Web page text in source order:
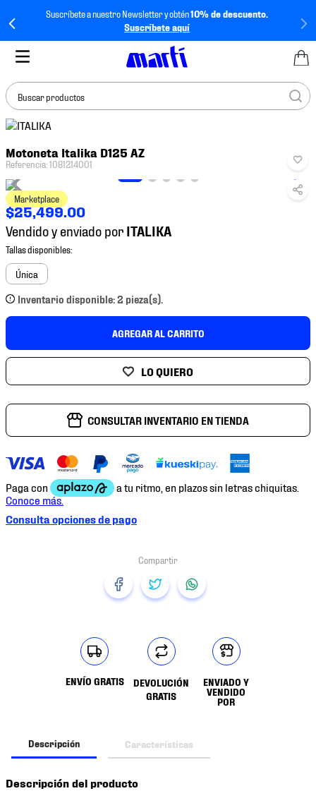
Suscríbete a nuestro Newsletter y obtén10% de descuento.
Suscríbete aquí
Buscar productos
Motoneta Italika D125 AZ
Referencia:1081214001
Marketplace
$25,499.00
Vendido y enviado por
Única
Inventario disponible: 2 pieza(s).
AGREGAR AL CARRITO
CONSULTAR INVENTARIO EN TIENDA
Consulta opciones de pago
ENVÍO GRATIS
DEVOLUCIÓN
GRATIS
ENVIADO Y
VENDIDO
POR
Descripción Características
Descripción del producto
BUSCADOS
2.
tenis hombre
tenis
4.
tenis futbol
5.
jersey
6.
mochila
8.
chivas